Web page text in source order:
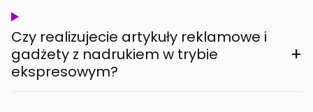
Czy realizujecie artykuły reklamowe i
gadżety z nadrukiem w trybie
ekspresowym?
+